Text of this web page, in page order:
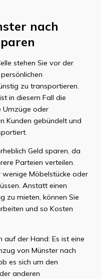
nach
stehen Sie vor der
zu transportieren.
in diesem Fall die
Umzüge oder
Kunden gebündelt und
Geld sparen, da
Parteien verteilen.
wenige Möbelstücke oder
Anstatt einen
zu mieten, können Sie
und so Kosten
auf der Hand: Es ist eine
von Münster nach
es sich um den
anderen